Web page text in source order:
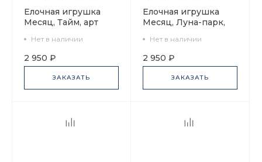
Елочная игрушка
Месяц, Тайм, арт
Нет в наличии
2 950 ₽
ЗАКАЗАТЬ
Елочная игрушка
Месяц, Луна-парк,
Нет в наличии
2 950 ₽
ЗАКАЗАТЬ